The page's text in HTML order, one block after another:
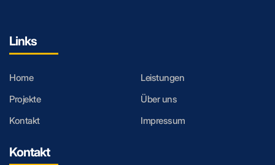
Links
Home
Leistungen
Projekte
Über uns
Kontakt
Impressum
Kontakt